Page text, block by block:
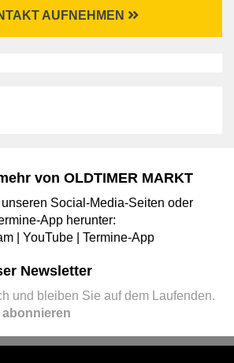
AUFNEHMEN
von OLDTIMER MARKT
Social-Media-Seiten oder
App herunter:
YouTube Termine-App
Newsletter
und bleiben Sie auf dem Laufenden.